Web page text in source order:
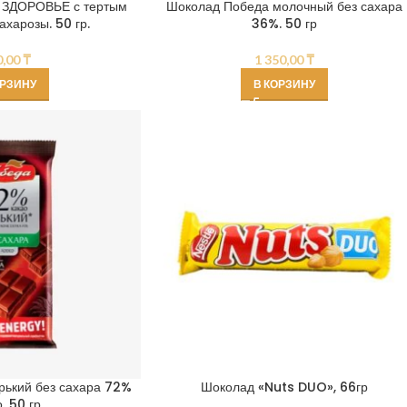
с тертым
50 гр.
₸
Шоколад Победа молочный без сахара
36%. 50 гр
1 350,00₸
В КОРЗИНУ
без сахара 72%
Шоколад «Nuts DUO», 66гр